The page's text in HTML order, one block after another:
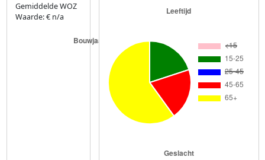
Gemiddelde WOZ
Waarde: € n/a